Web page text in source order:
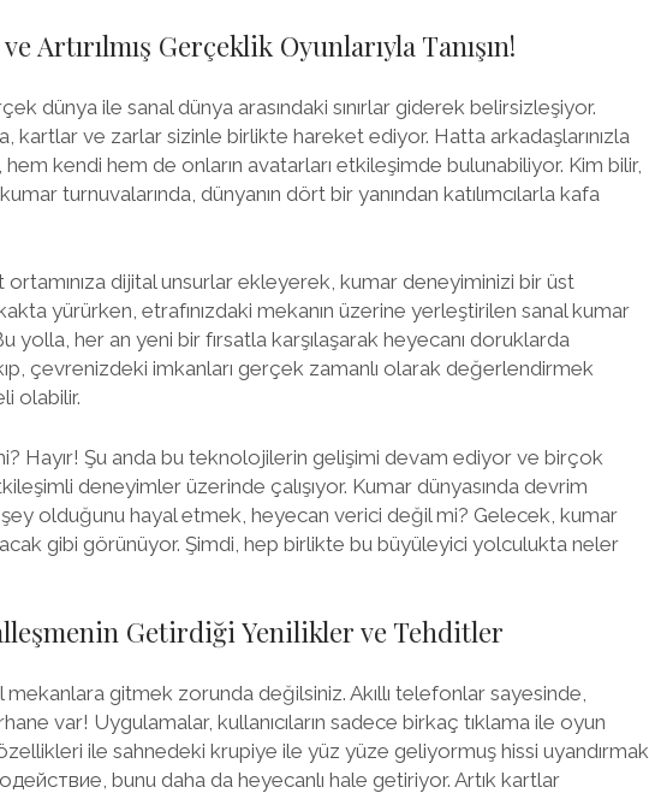
Artırılmış Gerçeklik Oyunlarıyla Tanışın!
dünya ile sanal dünya arasındaki sınırlar giderek belirsizleşiyor.
kartlar ve zarlar sizinle birlikte hareket ediyor. Hatta arkadaşlarınızla
hem kendi hem de onların avatarları etkileşimde bulunabiliyor. Kim bilir,
turnuvalarında, dünyanın dört bir yanından katılımcılarla kafa
dijital unsurlar ekleyerek, kumar deneyiminizi bir üst
yürürken, etrafınızdaki mekanın üzerine yerleştirilen sanal kumar
yolla, her an yeni bir fırsatla karşılaşarak heyecanı doruklarda
çevrenizdeki imkanları gerçek zamanlı olarak değerlendirmek
olabilir.
Hayır! Şu anda bu teknolojilerin gelişimi devam ediyor ve birçok
deneyimler üzerinde çalışıyor. Kumar dünyasında devrim
olduğunu hayal etmek, heyecan verici değil mi? Gelecek, kumar
gibi görünüyor. Şimdi, hep birlikte bu büyüleyici yolculukta neler
Getirdiği Yenilikler ve Tehditler
gitmek zorunda değilsiniz. Akıllı telefonlar sayesinde,
var! Uygulamalar, kullanıcıların sadece birkaç tıklama ile oyun
özellikleri ile sahnedeki krupiye ile yüz yüze geliyormuş hissi uyandırmak
bunu daha da heyecanlı hale getiriyor. Artık kartlar